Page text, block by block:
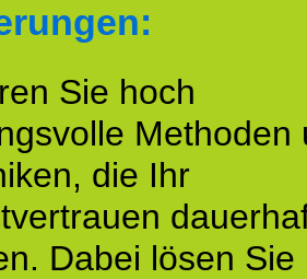
Sie hoch
Methoden
die Ihr
Dabei lösen Sie